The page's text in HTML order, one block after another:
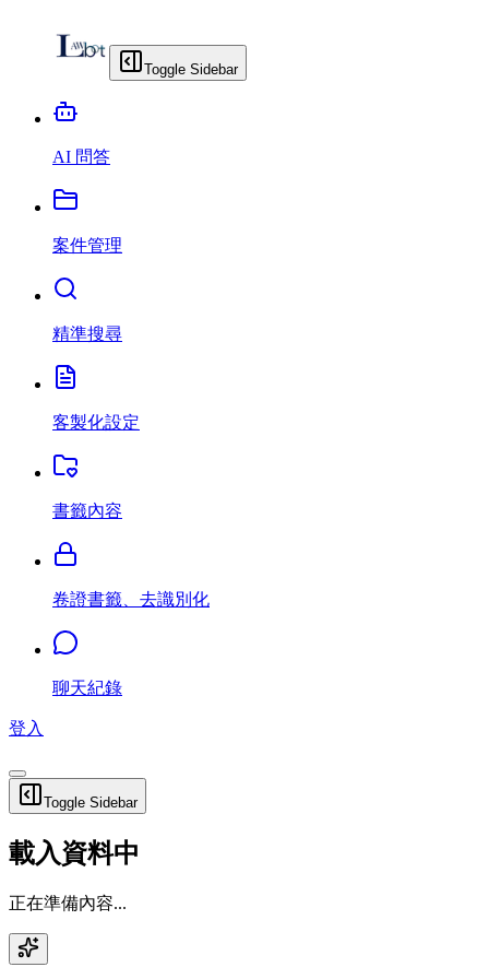
Toggle Sidebar
AI 問答
案件管理
精準搜尋
客製化設定
書籤內容
卷證書籤、去識別化
聊天紀錄
登入
Toggle Sidebar
載入資料中
正在準備內容...